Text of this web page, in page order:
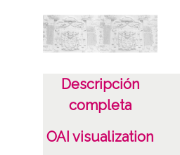
negativos 29-30
Licencia de las
Descripción
completa
OAI visualization